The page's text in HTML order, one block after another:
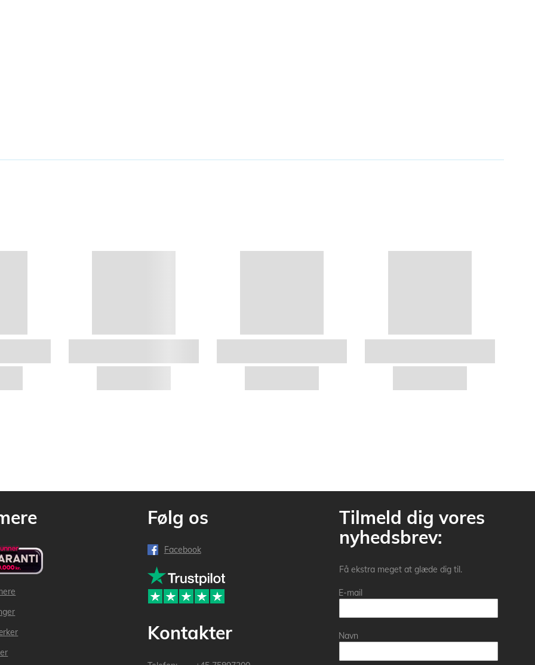
Følg os
Facebook
Kontakter
Tilmeld dig vores
nyhedsbrev:
Få ekstra meget at glæde dig til.
E-mail
Navn